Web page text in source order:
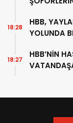
HBB,
YOLUNDA
18:28
HBB’NİN
18:27